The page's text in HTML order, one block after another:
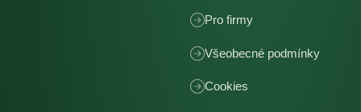
Pro firmy
Všeobecné podmínky
Cookies